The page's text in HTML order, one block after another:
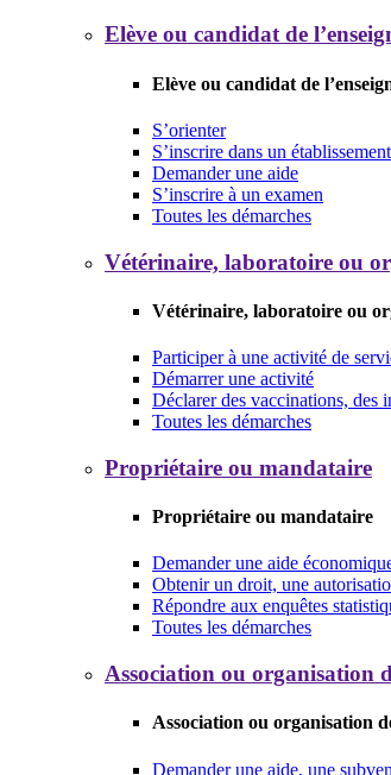
Elève ou candidat de
Elève ou candidat de
S’orienter
S’inscrire dans un
Demander une aide
S’inscrire à un examen
Toutes les démarches
Vétérinaire, laboratoire ou
Vétérinaire, laboratoire ou
Participer à une activité de
Démarrer une activité
Déclarer des vaccinations, des
Toutes les démarches
Propriétaire ou mandataire
Propriétaire ou mandataire
Demander une aide
Obtenir un droit, une
Répondre aux enquêtes
Toutes les démarches
Association ou organisation
Association ou organisation
Demander une aide, une